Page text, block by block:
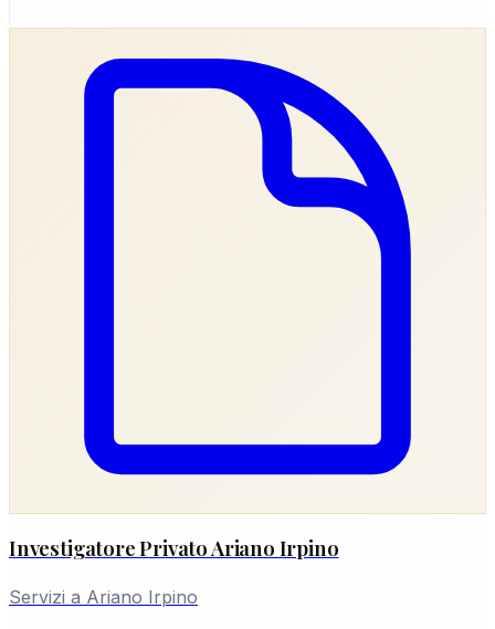
Investigatore Privato Ariano Irpino
Servizi a Ariano Irpino